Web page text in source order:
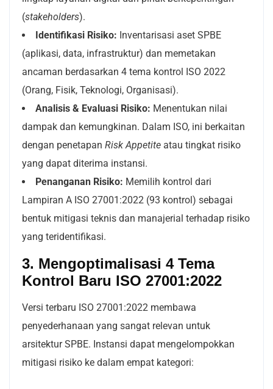
(stakeholders).
Identifikasi Risiko: Inventarisasi aset SPBE
(aplikasi, data, infrastruktur) dan memetakan
ancaman berdasarkan 4 tema kontrol ISO 2022
(Orang, Fisik, Teknologi, Organisasi).
Analisis & Evaluasi Risiko: Menentukan nilai
dampak dan kemungkinan. Dalam ISO, ini berkaitan
dengan penetapan Risk Appetite atau tingkat risiko
yang dapat diterima instansi.
Penanganan Risiko: Memilih kontrol dari
Lampiran A ISO 27001:2022 (93 kontrol) sebagai
bentuk mitigasi teknis dan manajerial terhadap risiko
yang teridentifikasi.
3. Mengoptimalisasi 4 Tema
Kontrol Baru ISO 27001:2022
Versi terbaru ISO 27001:2022 membawa
penyederhanaan yang sangat relevan untuk
arsitektur SPBE. Instansi dapat mengelompokkan
mitigasi risiko ke dalam empat kategori: